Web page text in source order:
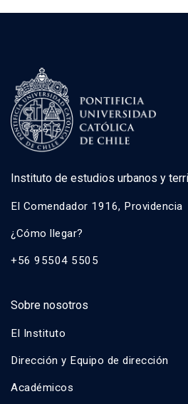
Instituto de estudios urbanos y
El Comendador 1916, Providencia
¿Cómo llegar?
+56 95504 5505
Sobre nosotros
El Instituto
Dirección y Equipo de dirección
Académicos